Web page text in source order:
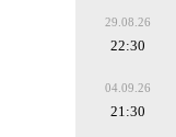
29.08.26
22:30
04.09.26
21:30